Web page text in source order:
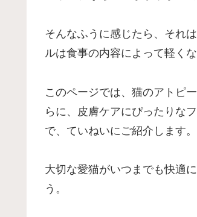
そんなふうに感じたら、それ
ルは食事の内容によって軽く
このページでは、猫のアトピ
らに、皮膚ケアにぴったりな
で、ていねいにご紹介します。
大切な愛猫がいつまでも快適
う。